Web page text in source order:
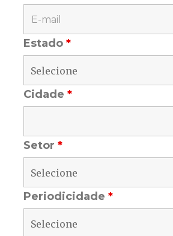
Estado*
Cidade*
Setor*
Periodicidade*